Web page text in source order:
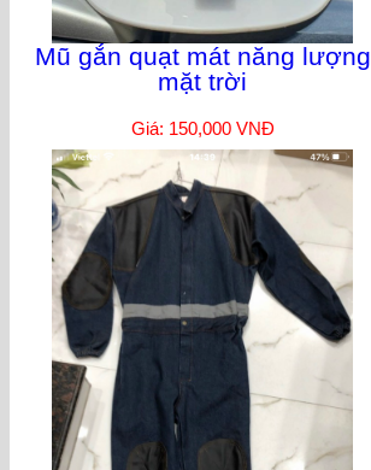
Mũ gắn quạt mát năng lượng
mặt trời
Giá: 150,000 VNĐ